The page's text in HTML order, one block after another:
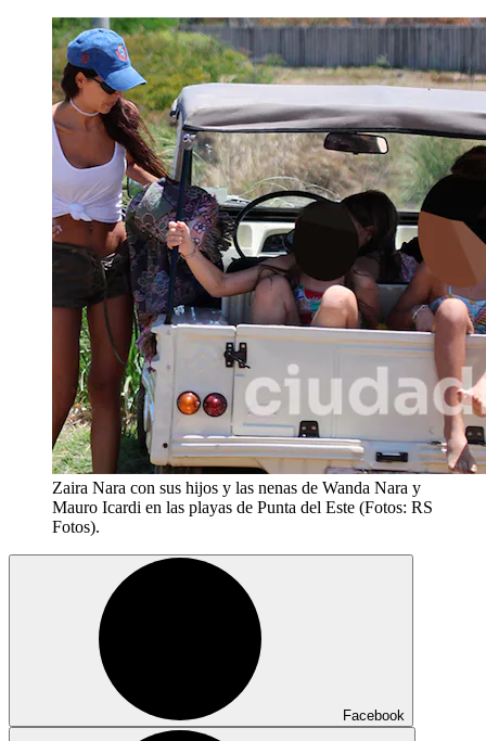
Zaira Nara con sus hijos y las nenas de Wanda Nara y
Mauro Icardi en las playas de Punta del Este (Fotos: RS
Fotos).
Facebook